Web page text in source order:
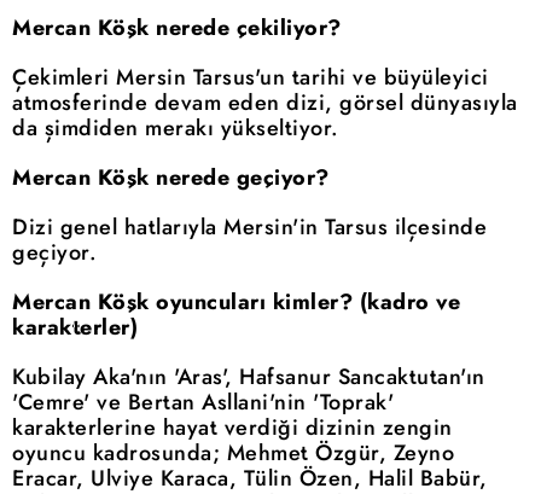
Mercan Köşk nerede çekiliyor?
Çekimleri Mersin Tarsus'un tarihi ve büyüleyici
atmosferinde devam eden dizi, görsel dünyasıyla
da şimdiden merakı yükseltiyor.
Mercan Köşk nerede geçiyor?
Dizi genel hatlarıyla Mersin'in Tarsus ilçesinde
geçiyor.
Mercan Köşk oyuncuları kimler? (kadro ve
karakterler)
Kubilay Aka'nın 'Aras', Hafsanur Sancaktutan'ın
'Cemre' ve Bertan Asllani'nin 'Toprak'
karakterlerine hayat verdiği dizinin zengin
oyuncu kadrosunda; Mehmet Özgür, Zeyno
Eracar, Ulviye Karaca, Tülin Özen, Halil Babür,